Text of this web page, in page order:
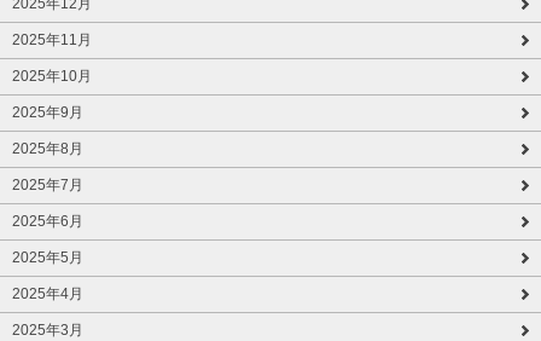
2025年12月
2025年11月
2025年10月
2025年9月
2025年8月
2025年7月
2025年6月
2025年5月
2025年4月
2025年3月